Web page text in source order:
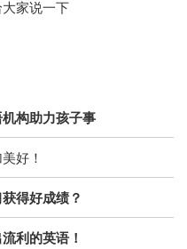
家说一下
构助力孩子事
好！
得好成绩？
利的英语！